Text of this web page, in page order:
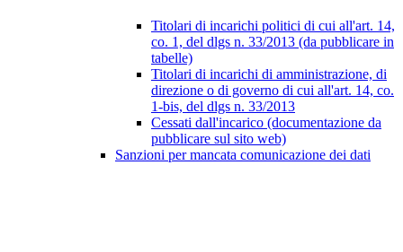
Titolari di incarichi politici di cui all'art. 14,
co. 1, del dlgs n. 33/2013 (da pubblicare in
tabelle)
Titolari di incarichi di amministrazione, di
direzione o di governo di cui all'art. 14, co.
1-bis, del dlgs n. 33/2013
Cessati dall'incarico (documentazione da
pubblicare sul sito web)
Sanzioni per mancata comunicazione dei dati